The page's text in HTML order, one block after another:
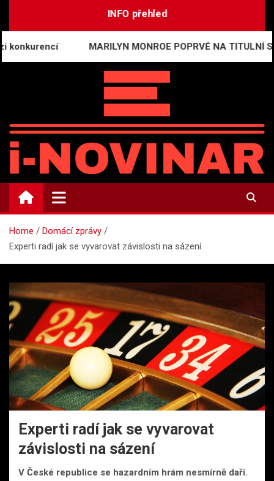
INFO přehled
MARILYN MONROE POPRVÉ NA TITULNÍ STRANĚ
i-NOVINÁŘ
Mediální komunikace a press relations
Home
Domácí zprávy
Experti radí jak se vyvarovat závislosti na sázení
Experti radí jak se vyvarovat
závislosti na sázení
V České republice se hazardním hrám nesmírně daří.